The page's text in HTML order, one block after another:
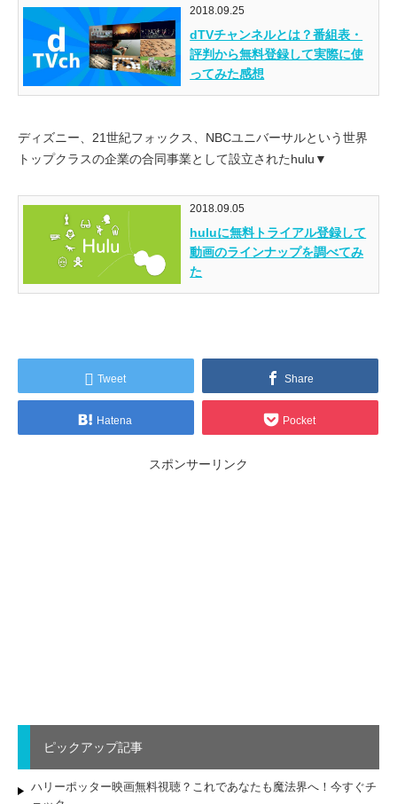
2018.09.25
dTVチャンネルとは？番組表・
評判から無料登録して実際に使
ってみた感想
ディズニー、21世紀フォックス、NBCユニバーサルという世界
トップクラスの企業の合同事業として設立されたhulu▼
2018.09.05
huluに無料トライアル登録して
動画のラインナップを調べてみ
た
Tweet Share
Hatena Pocket
スポンサーリンク
ピックアップ記事
ハリーポッター映画無料視聴？これであなたも魔法界へ！今すぐチ